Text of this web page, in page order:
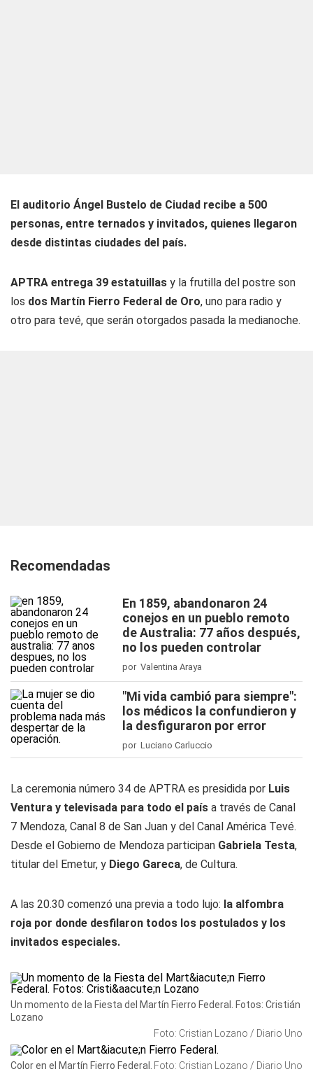
El auditorio Ángel Bustelo de Ciudad recibe a 500
personas, entre ternados y invitados, quienes llegaron
desde distintas ciudades del país.
APTRA entrega 39 estatuillas y la frutilla del postre son
los dos Martín Fierro Federal de Oro, uno para radio y
otro para tevé, que serán otorgados pasada la medianoche.
Recomendadas
En 1859, abandonaron 24
conejos en un pueblo remoto
de Australia: 77 años después,
no los pueden controlar
por Valentina Araya
"Mi vida cambió para siempre":
los médicos la confundieron y
la desfiguraron por error
por Luciano Carluccio
La ceremonia número 34 de APTRA es presidida por Luis
Ventura y televisada para todo el país a través de Canal
7 Mendoza, Canal 8 de San Juan y del Canal América Tevé.
Desde el Gobierno de Mendoza participan Gabriela Testa,
titular del Emetur, y Diego Gareca, de Cultura.
A las 20.30 comenzó una previa a todo lujo: la alfombra
roja por donde desfilaron todos los postulados y los
invitados especiales.
Un momento de la Fiesta del Martín Fierro Federal. Fotos: Cristián
Lozano
Foto: Cristian Lozano / Diario Uno
Color en el Martín Fierro Federal. Foto: Cristian Lozano / Diario Uno